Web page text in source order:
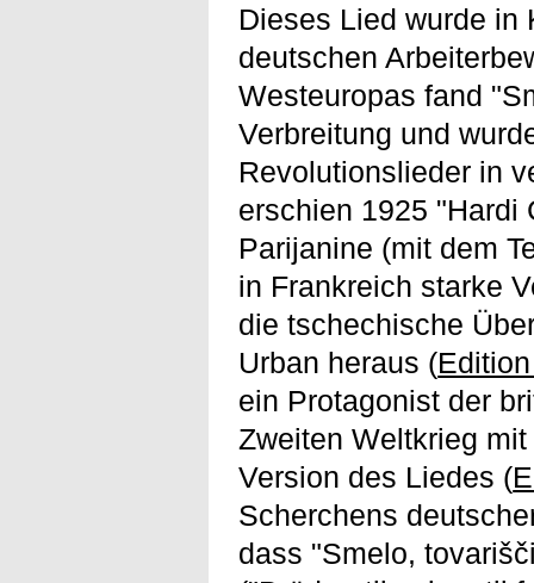
Dieses Lied wurde in
deutschen
Westeuropas fand
Verbreitung und
Revolutionslieder in
erschien 1925 "Hardi
Parijanine (mit dem
in Frankreich starke
die tschechische
Urban heraus (
ein Protagonist der
Zweiten Weltkrieg
Version des Liedes (
Scherchens
dass "Smelo,